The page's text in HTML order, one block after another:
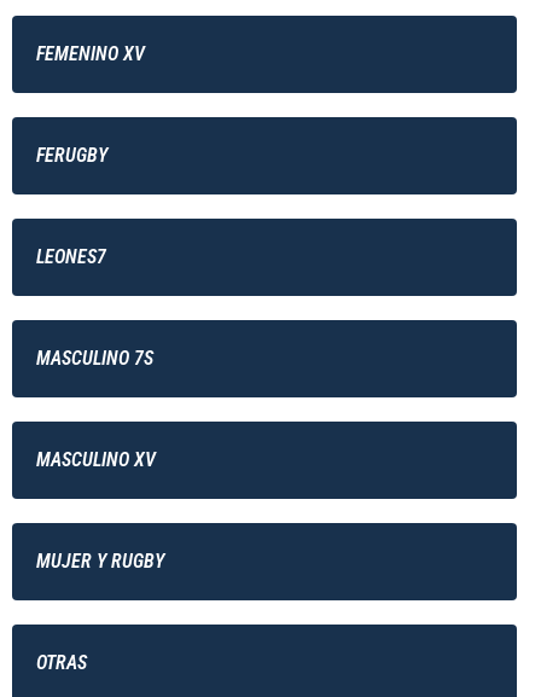
FEMENINO XV
FERUGBY
LEONES7
MASCULINO 7S
MASCULINO XV
MUJER Y RUGBY
OTRAS